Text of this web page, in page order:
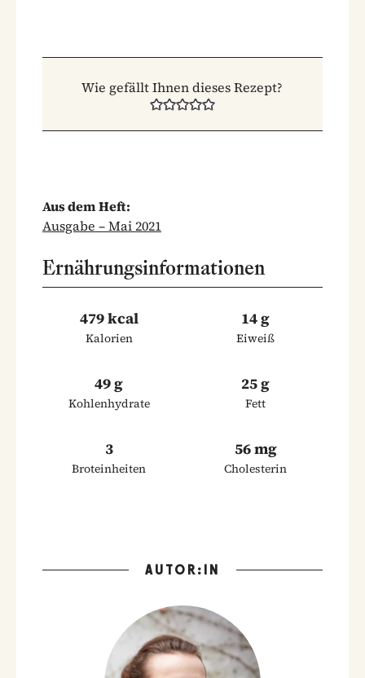
Wie gefällt Ihnen dieses Rezept?
Aus dem Heft:
Ausgabe – Mai 2021
Ernährungsinformationen
479 kcal
Kalorien
14 g
Eiweiß
49 g
Kohlenhydrate
25 g
Fett
3
Broteinheiten
56 mg
Cholesterin
AUTOR:IN